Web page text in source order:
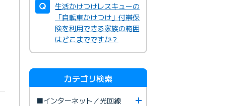
生活かけつけレスキューの
「自転車かけつけ」付帯保
険を利用できる家族の範囲
はどこまでですか？
カテゴリ検索
■インターネット／光回線